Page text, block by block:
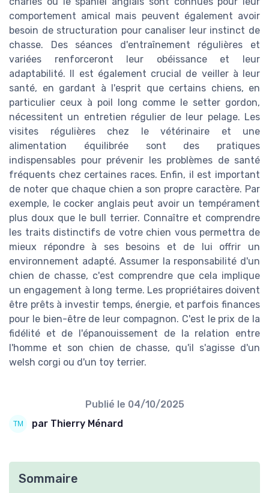
comportement amical mais peuvent également avoir
besoin de structuration pour canaliser leur instinct de
chasse. Des séances d'entraînement régulières et
variées renforceront leur obéissance et leur
adaptabilité. Il est également crucial de veiller à leur
santé, en gardant à l'esprit que certains chiens, en
particulier ceux à poil long comme le setter gordon,
nécessitent un entretien régulier de leur pelage. Les
visites régulières chez le vétérinaire et une
alimentation équilibrée sont des pratiques
indispensables pour prévenir les problèmes de santé
fréquents chez certaines races. Enfin, il est important
de noter que chaque chien a son propre caractère. Par
exemple, le cocker anglais peut avoir un tempérament
plus doux que le bull terrier. Connaître et comprendre
les traits distinctifs de votre chien vous permettra de
mieux répondre à ses besoins et de lui offrir un
environnement adapté. Assumer la responsabilité d'un
chien de chasse, c'est comprendre que cela implique
un engagement à long terme. Les propriétaires doivent
être prêts à investir temps, énergie, et parfois finances
pour le bien-être de leur compagnon. C'est le prix de la
fidélité et de l'épanouissement de la relation entre
l'homme et son chien de chasse, qu'il s'agisse d'un
welsh corgi ou d'un toy terrier.
Publié le 04/10/2025
par Thierry Ménard
Sommaire